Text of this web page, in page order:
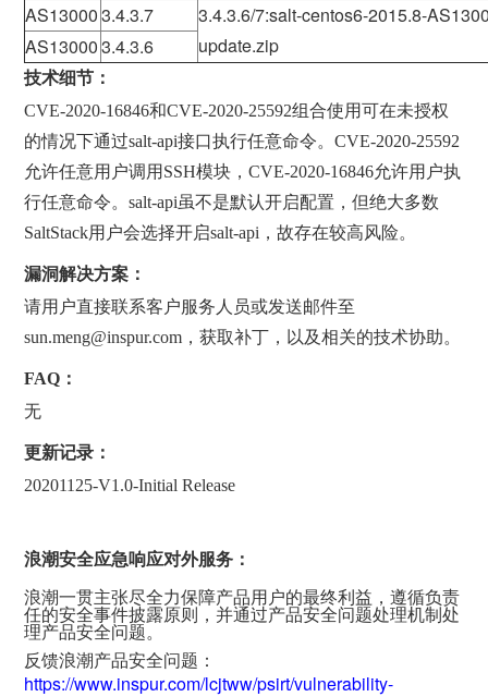
AS130003.4.3.7
3.4.3.6/7:salt-centos6-2015.8-
update.zip
AS130003.4.3.6
技术细节：
CVE-2020-16846和CVE-2020-25592组合使用可在未授权
的情况下通过salt-api接口执行任意命令。CVE-2020-25592
允许任意用户调用SSH模块，CVE-2020-16846允许用户执
行任意命令。salt-api虽不是默认开启配置，但绝大多数
SaltStack用户会选择开启salt-api，故存在较高风险。
漏洞解决方案：
请用户直接联系客户服务人员或发送邮件至
sun.meng@inspur.com，获取补丁，以及相关的技术协助。
FAQ：
无
更新记录：
20201125-V1.0-Initial Release
浪潮安全应急响应对外服务：
浪潮一贯主张尽全力保障产品用户的最终利益，遵循负责
任的安全事件披露原则，并通过产品安全问题处理机制处
理产品安全问题。
反馈浪潮产品安全问题：
https://www.inspur.com/lcjtww/psirt/vulnerability-